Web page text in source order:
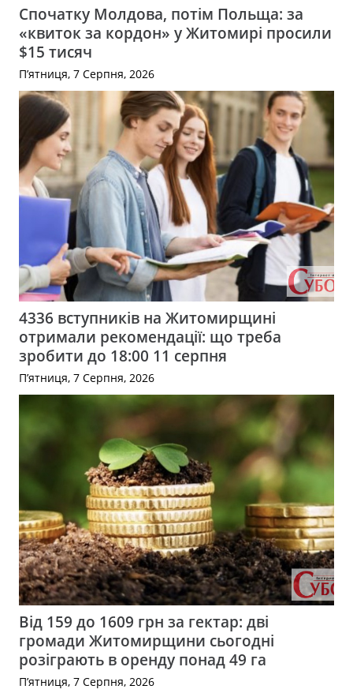
Спочатку Молдова, потім Польща: за
«квиток за кордон» у Житомирі просили
$15 тисяч
П’ятниця, 7 Серпня, 2026
4336 вступників на Житомирщині
отримали рекомендації: що треба
зробити до 18:00 11 серпня
П’ятниця, 7 Серпня, 2026
Від 159 до 1609 грн за гектар: дві
громади Житомирщини сьогодні
розіграють в оренду понад 49 га
П’ятниця, 7 Серпня, 2026